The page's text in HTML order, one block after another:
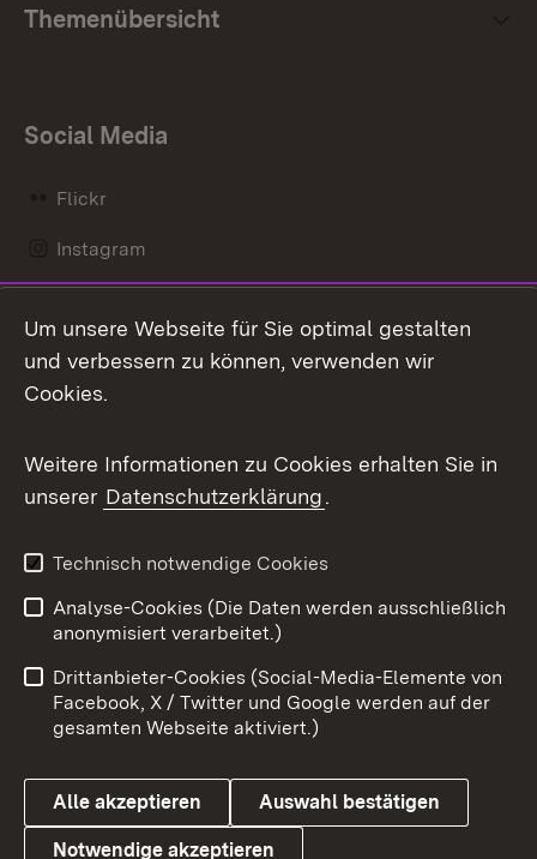
Themenübersicht
Social Media
Flickr
Instagram
Mastodon
Messenger
Social Wall
X / Twitter
Youtube
Benutzungshinweise
Barrierefreiheit
Datenschutz
Cookies
Um unsere Webseite für Sie optimal gestalten
und verbessern zu können, verwenden wir
Cookies.
Weitere Informationen zu Cookies erhalten Sie in
unserer Datenschutzerklärung.
Technisch notwendige Cookies
Analyse-Cookies (Die Daten werden ausschließlich
anonymisiert verarbeitet.)
Drittanbieter-Cookies (Social-Media-Elemente von
Facebook, X / Twitter und Google werden auf der
gesamten Webseite aktiviert.)
Alle akzeptieren Auswahl bestätigen
Notwendige akzeptieren